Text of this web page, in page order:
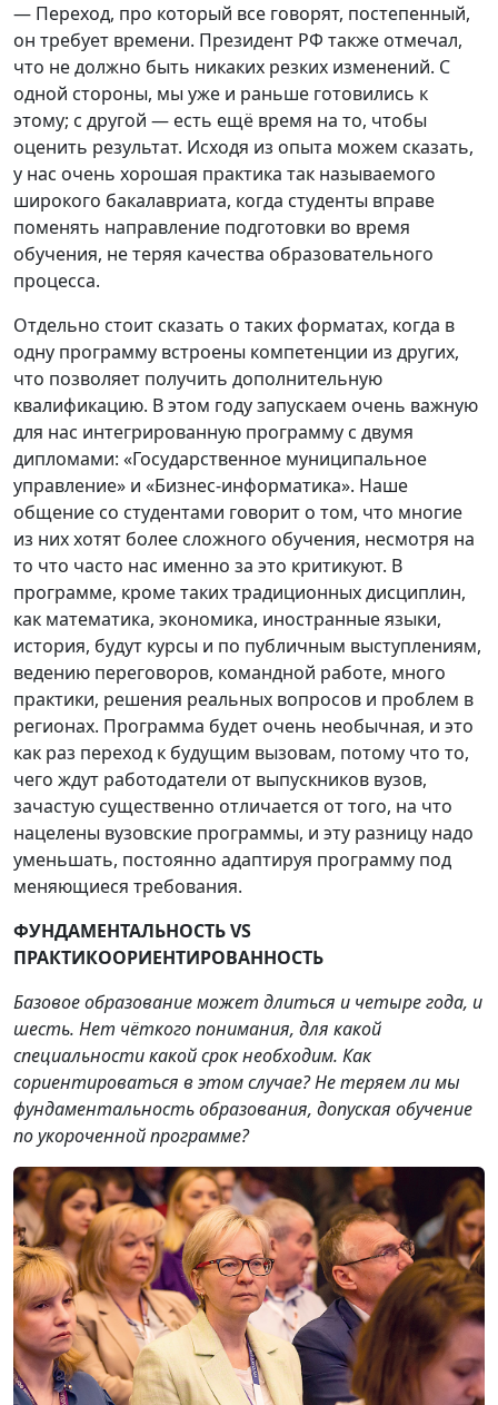
— Переход, про который все говорят, постепенный,
он требует времени. Президент РФ также отмечал,
что не должно быть никаких резких изменений. С
одной стороны, мы уже и раньше готовились к
этому; с другой — есть ещё время на то, чтобы
оценить результат. Исходя из опыта можем сказать,
у нас очень хорошая практика так называемого
широкого бакалавриата, когда студенты вправе
поменять направление подготовки во время
обучения, не теряя качества образовательного
процесса.
Отдельно стоит сказать о таких форматах, когда в
одну программу встроены компетенции из других,
что позволяет получить дополнительную
квалификацию. В этом году запускаем очень важную
для нас интегрированную программу с двумя
дипломами: «Государственное муниципальное
управление» и «Бизнес-информатика». Наше
общение со студентами говорит о том, что многие
из них хотят более сложного обучения, несмотря на
то что часто нас именно за это критикуют. В
программе, кроме таких традиционных дисциплин,
как математика, экономика, иностранные языки,
история, будут курсы и по публичным выступлениям,
ведению переговоров, командной работе, много
практики, решения реальных вопросов и проблем в
регионах. Программа будет очень необычная, и это
как раз переход к будущим вызовам, потому что то,
чего ждут работодатели от выпускников вузов,
зачастую существенно отличается от того, на что
нацелены вузовские программы, и эту разницу надо
уменьшать, постоянно адаптируя программу под
меняющиеся требования.
ФУНДАМЕНТАЛЬНОСТЬ VS
ПРАКТИКООРИЕНТИРОВАННОСТЬ
Базовое образование может длиться и четыре года, и
шесть. Нет чёткого понимания, для какой
специальности какой срок необходим. Как
сориентироваться в этом случае? Не теряем ли мы
фундаментальность образования, допуская обучение
по укороченной программе?